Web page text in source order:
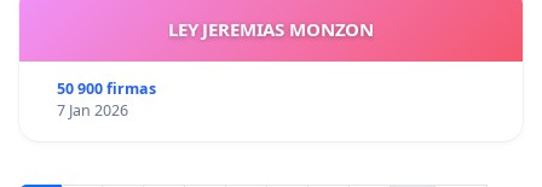
LEY JEREMIAS MONZON
50 900 firmas
7 Jan 2026